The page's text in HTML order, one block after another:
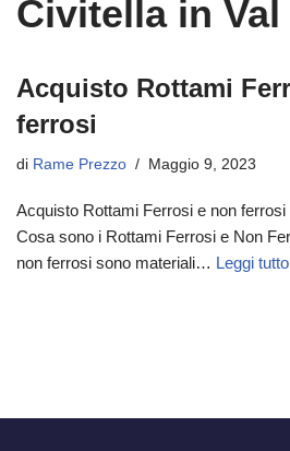
Civitella in
Acquisto Rottami
ferrosi
di Rame Prezzo Maggio 9, 2023
Acquisto Rottami Ferrosi e non
Cosa sono i Rottami Ferrosi e Non
non ferrosi sono materiali… Leggi